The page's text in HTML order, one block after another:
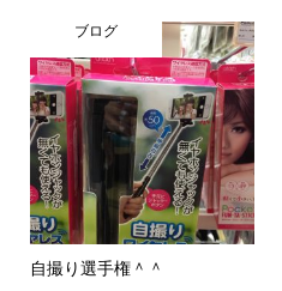
ブログ
自撮り選手権＾＾